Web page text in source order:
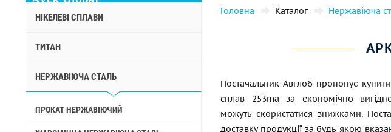
НІКЕЛЕВІ СПЛАВИ
ТИТАН
НЕРЖАВІЮЧА СТАЛЬ
ПРОКАТ НЕРЖАВІЮЧИЙ
Головна Каталог Нержавіюча
Постачальник Авглоб пропонує
сплав 253ma за економічно
можуть скористатися знижками.
доставку продукції за будь-якою